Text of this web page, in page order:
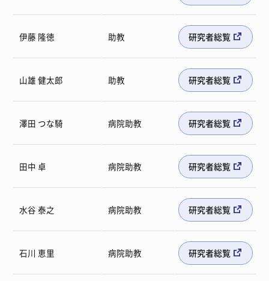
伊藤 隆徳 助教 研究者総覧
山雄 健太郎 助教 研究者総覧
澤田 つな騎 病院助教 研究者総覧
田中 卓 病院助教 研究者総覧
水谷 泰之 病院助教 研究者総覧
石川 恵里 病院助教 研究者総覧